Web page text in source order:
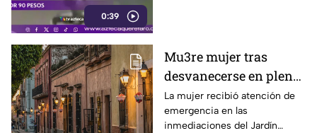
0:39
Mu3re mujer tras
desvanecerse en plena
vía pública en el Centro
Histórico de Querétaro
La mujer recibió atención de
emergencia en las
inmediaciones del Jardín